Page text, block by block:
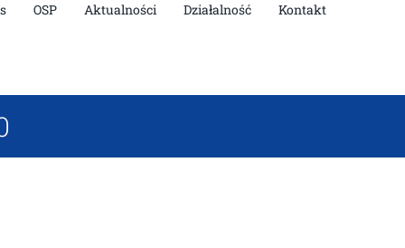
OSP Aktualności Działalność Kontakt